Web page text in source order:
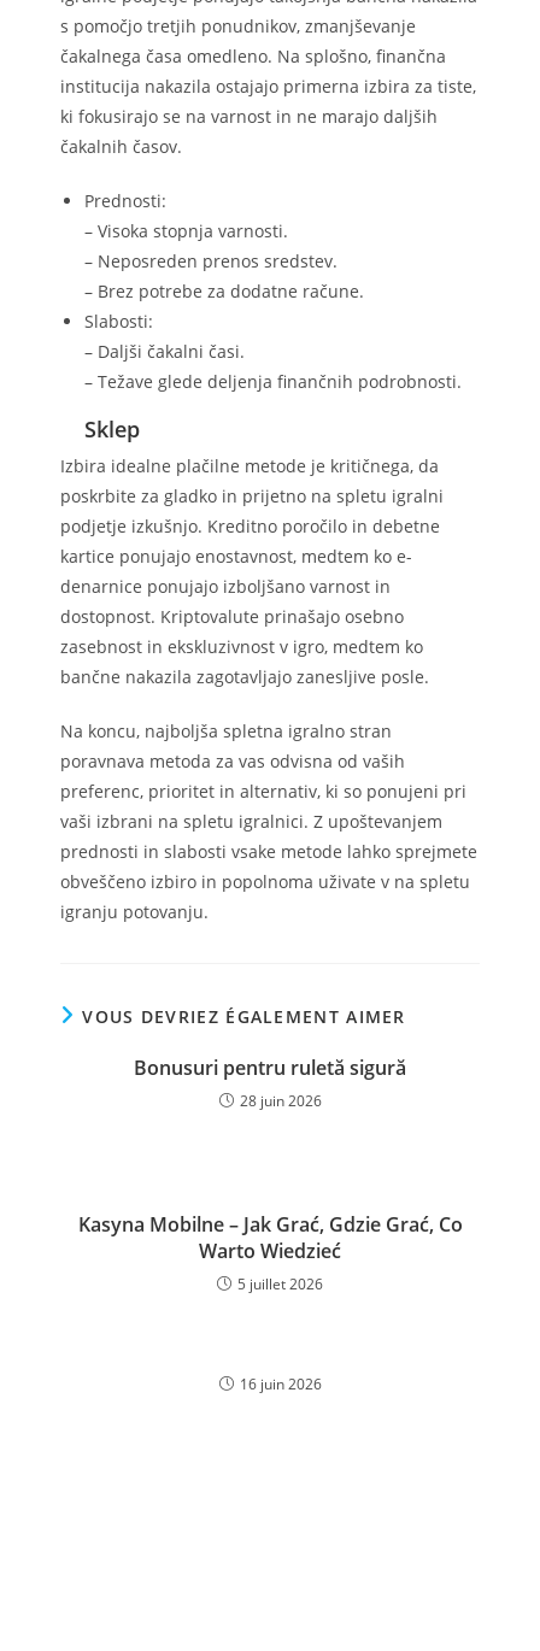
s pomočjo tretjih ponudnikov, zmanjševanje
čakalnega časa omedleno. Na splošno, finančna
institucija nakazila ostajajo primerna izbira za tiste,
ki fokusirajo se na varnost in ne marajo daljših
čakalnih časov.
Prednosti:
– Visoka stopnja varnosti.
– Neposreden prenos sredstev.
– Brez potrebe za dodatne račune.
Slabosti:
– Daljši čakalni časi.
– Težave glede deljenja finančnih podrobnosti.
Sklep
Izbira idealne plačilne metode je kritičnega, da
poskrbite za gladko in prijetno na spletu igralni
podjetje izkušnjo. Kreditno poročilo in debetne
kartice ponujajo enostavnost, medtem ko e-
denarnice ponujajo izboljšano varnost in
dostopnost. Kriptovalute prinašajo osebno
zasebnost in ekskluzivnost v igro, medtem ko
bančne nakazila zagotavljajo zanesljive posle.
Na koncu, najboljša spletna igralno stran
poravnava metoda za vas odvisna od vaših
preferenc, prioritet in alternativ, ki so ponujeni pri
vaši izbrani na spletu igralnici. Z upoštevanjem
prednosti in slabosti vsake metode lahko sprejmete
obveščeno izbiro in popolnoma uživate v na spletu
igranju potovanju.
VOUS DEVRIEZ ÉGALEMENT AIMER
Bonusuri pentru ruletă sigură
28 juin 2026
Kasyna Mobilne – Jak Grać, Gdzie Grać, Co
Warto Wiedzieć
5 juillet 2026
16 juin 2026